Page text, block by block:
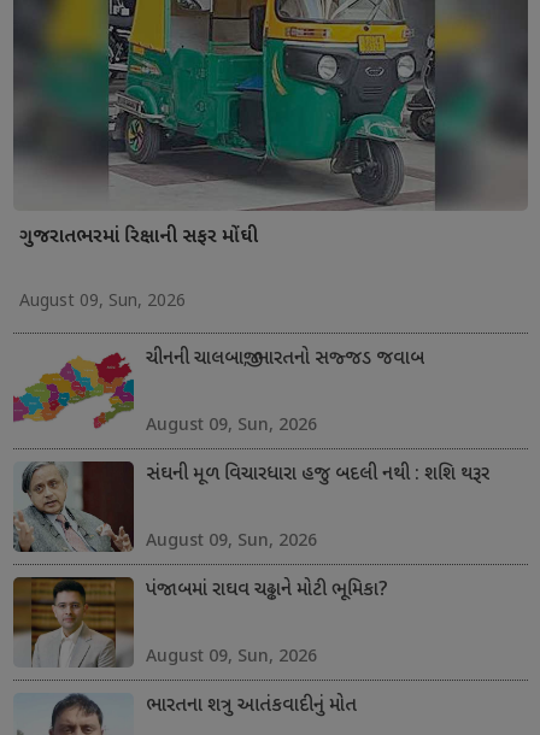
ગુજરાતભરમાં રિક્ષાની સફર મોંઘી
August 09, Sun, 2026
ચીનની ચાલબાજી; ભારતનો સજ્જડ જવાબ
August 09, Sun, 2026
સંઘની મૂળ વિચારધારા હજુ બદલી નથી : શશિ થરૂર
August 09, Sun, 2026
પંજાબમાં રાઘવ ચઢ્ઢાને મોટી ભૂમિકા?
August 09, Sun, 2026
ભારતના શત્રુ આતંકવાદીનું મોત